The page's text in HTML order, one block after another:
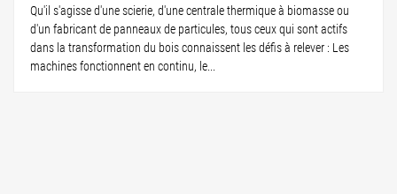
Qu'il s'agisse d'une scierie, d'une centrale thermique à biomasse ou
d'un fabricant de panneaux de particules, tous ceux qui sont actifs
dans la transformation du bois connaissent les défis à relever : Les
machines fonctionnent en continu, le...